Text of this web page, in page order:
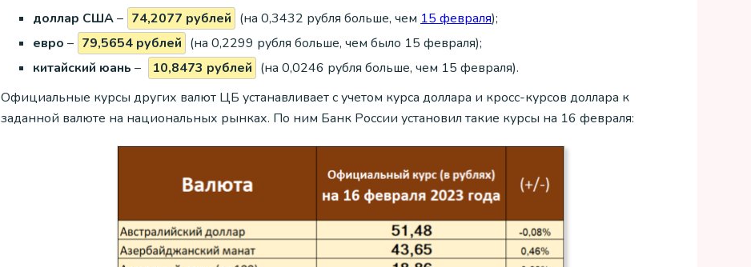
доллар США– 74,2077 рублей (на 0,3432 рубля больше, чем 15 февраля);
евро – 79,5654 рублей (на 0,2299 рубля больше, чем было 15 февраля);
китайский юань – 10,8473 рублей (на 0,0246 рубля больше, чем 15 февраля).
Официальные курсы других валют ЦБ устанавливает с учетом курса доллара и кросс-курсов доллара к
заданной валюте на национальных рынках. По ним Банк России установил такие курсы на 16 февраля: